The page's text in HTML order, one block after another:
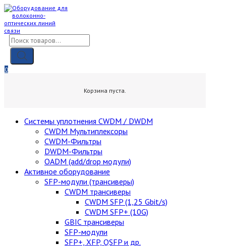
Skip
content
Поиск
товаров
0
Корзина пуста.
Cистемы уплотнения CWDM / DWDM
CWDM Мультиплексоры
CWDM-Фильтры
DWDM-Фильтры
OADM (add/drop модули)
Активное оборудование
SFP-модули (трансиверы)
CWDM трансиверы
CWDM SFP (1,25 Gbit/s)
CWDM SFP+ (10G)
GBIC трансиверы
SFP-модули
SFP+, XFP, QSFP и др.